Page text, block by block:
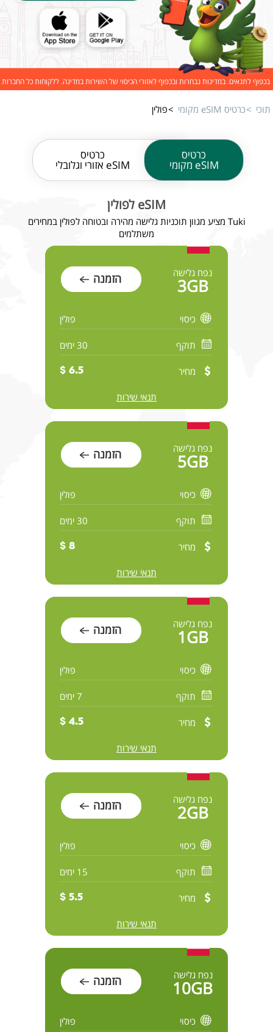
בכפוף לתנאים. במדינות נבחרות ובכפוף לאזורי הכיסוי של השירות במדינה. ללקוחות כל החברות
תוכי כרטיס eSIM מקומי פולין
כרטיס
eSIM מקומי
כרטיס
eSIM אזורי וגלובלי
eSIM לפולין
Tuki מציע מגוון תוכניות גלישה מהירה ובטוחה לפולין במחירים
משתלמים
נפח גלישה
3GB הזמנה
כיסוי פולין
תוקף 30 ימים
מחיר 6.5 $
תנאי שירות
נפח גלישה
5GB הזמנה
כיסוי פולין
תוקף 30 ימים
מחיר 8 $
תנאי שירות
נפח גלישה
1GB הזמנה
כיסוי פולין
תוקף 7 ימים
מחיר 4.5 $
תנאי שירות
נפח גלישה
2GB הזמנה
כיסוי פולין
תוקף 15 ימים
מחיר 5.5 $
תנאי שירות
נפח גלישה
10GB הזמנה
כיסוי פולין